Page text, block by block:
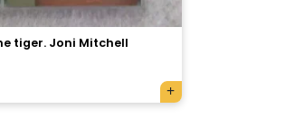
tiger. Joni Mitchell